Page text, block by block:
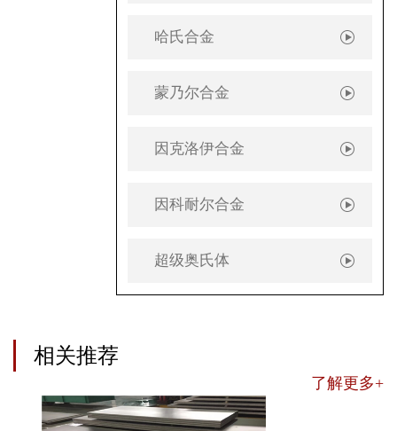
哈氏合金
蒙乃尔合金
因克洛伊合金
因科耐尔合金
超级奥氏体
相关推荐
了解更多+